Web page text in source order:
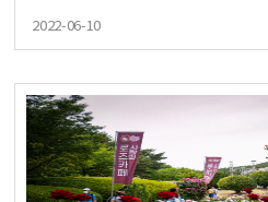
2022-06-10